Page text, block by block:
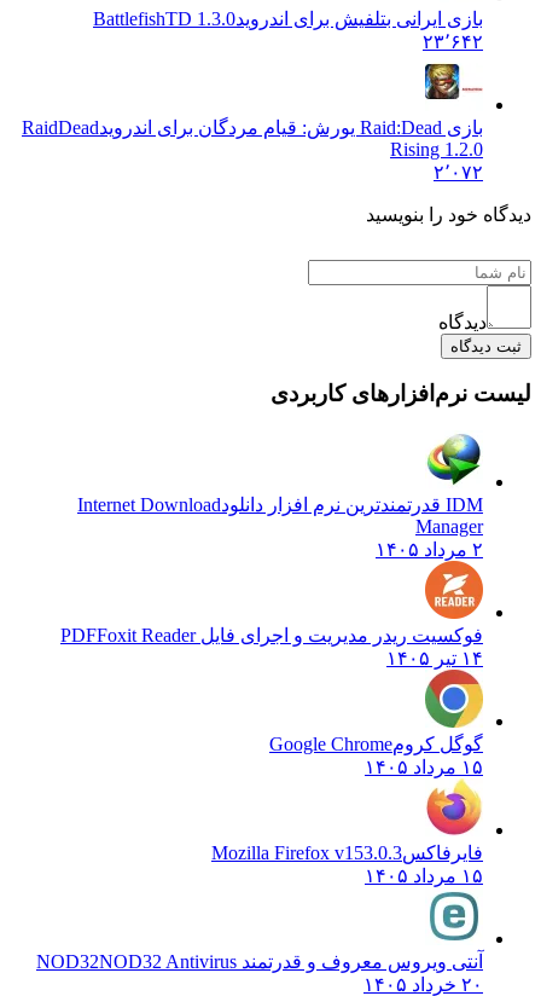
بازی ایرانی بتلفیش برای اندرویدBattlefishTD 1.3.0
۲۳٬۶۴۲
بازی Raid:Dead یورش: قیام مردگان برای اندروید
RaidDead
Rising 1.2.0
۲٬۰۷۲
دیدگاه خود را بنویسید
دیدگاه
ثبت دیدگاه
لیست نرم‌افزارهای کاربردی
IDM قدرتمندترین نرم افزار دانلود
Internet Download
Manager
۲ مرداد ۱۴۰۵
فوکسیت ریدر مدیریت و اجرای فایل PDFFoxit Reader
۱۴ تیر ۱۴۰۵
گوگل کرومGoogle Chrome
۱۵ مرداد ۱۴۰۵
فایرفاکسMozilla Firefox v153.0.3
۱۵ مرداد ۱۴۰۵
آنتی ویروس معروف و قدرتمند NOD32 NOD32 Antivirus
۲۰ خرداد ۱۴۰۵